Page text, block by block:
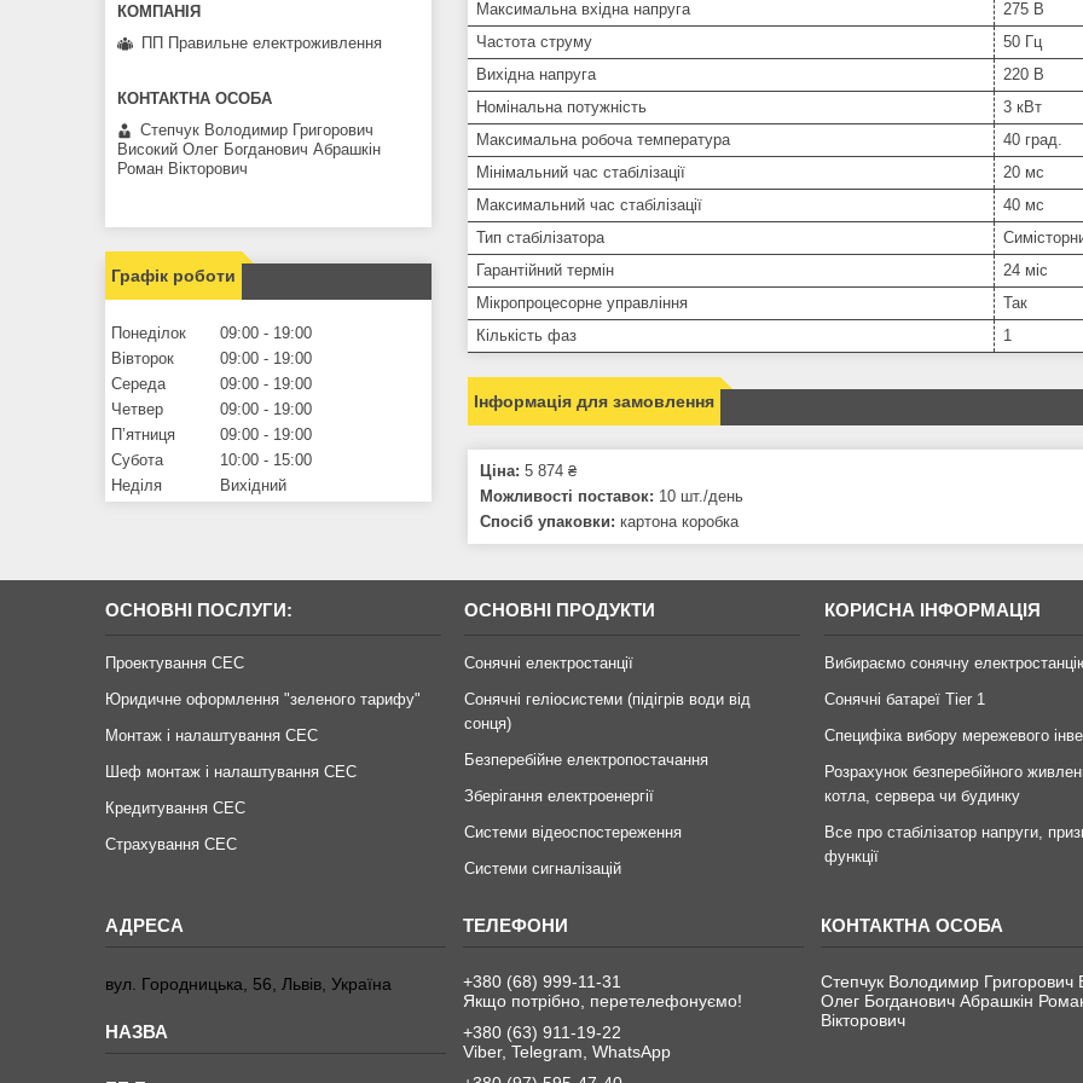
Максимальна вхідна напруга
275 В
Частота струму
50 Гц
Вихідна напруга
220 В
Номінальна потужність
3 кВт
Максимальна робоча температура
40 град.
Мінімальний час стабілізації
20 мс
Максимальний час стабілізації
40 мс
Тип стабілізатора
Гарантійний термін
24 міс
Мікропроцесорне управління
Так
Кількість фаз
1
Інформація для замовлення
Ціна: 5 874 ₴
Можливості поставок: 10 шт./день
Спосіб упаковки: картона коробка
ПП Правильне електроживлення
Степчук Володимир Григорович
Високий Олег Богданович Абрашкін
Роман Вікторович
Графік роботи
Понеділок 09:00
19:00
Вівторок
09:00
19:00
Середа
09:00
19:00
Четвер
09:00
19:00
Пʼятниця
09:00
19:00
Субота
10:00
15:00
Неділя
Вихідний
ОСНОВНІ ПОСЛУГИ:
Проектування СЕС
Юридичне оформлення "зеленого тарифу"
Монтаж і налаштування СЕС
Шеф монтаж і налаштування СЕС
Кредитування СЕС
Страхування СЕС
ОСНОВНІ ПРОДУКТИ
Сонячні електростанції
Сонячні геліосистеми (підігрів води від
сонця)
Безперебійне електропостачання
Зберігання електроенергії
Системи відеоспостереження
Системи сигналізацій
КОРИСНА ІНФОРМАЦІЯ
Вибираємо сонячну
Сонячні батареї Tier 1
Специфіка вибору мережевого
Розрахунок безперебійного
котла, сервера чи будинку
Все про стабілізатор напруги,
функції
вул. Городницька, 56, Львів, Україна
+380 (68) 999-11-31
Якщо потрібно, перетелефонуємо!
+380 (63) 911-19-22
Viber, Telegram, WhatsApp
Степчук Володимир Григорович
Олег Богданович Абрашкін
Вікторович